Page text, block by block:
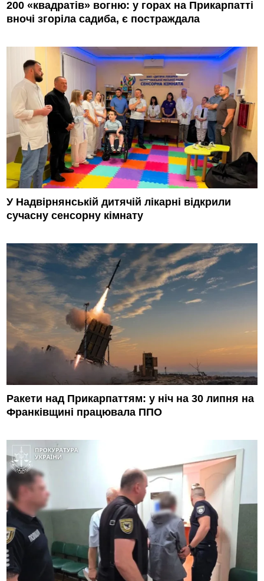
200 «квадратів» вогню: у горах на Прикарпатті
вночі згоріла садиба, є постраждала
У Надвірнянській дитячій лікарні відкрили
сучасну сенсорну кімнату
Ракети над Прикарпаттям: у ніч на 30 липня на
Франківщині працювала ППО